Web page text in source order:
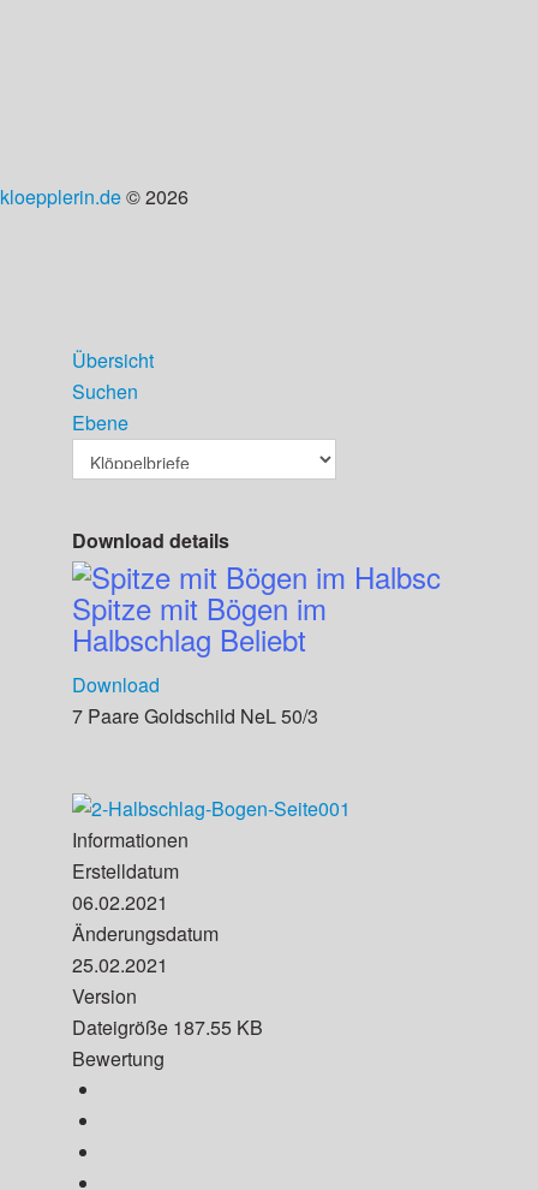
kloepplerin.de© 2026
Übersicht
Suchen
Ebene
Download details
Spitze mit Bögen im
Halbschlag Beliebt
Download
7 Paare Goldschild NeL 50/3
Informationen
Erstelldatum
06.02.2021
Änderungsdatum
25.02.2021
Version
Dateigröße 187.55 KB
Bewertung